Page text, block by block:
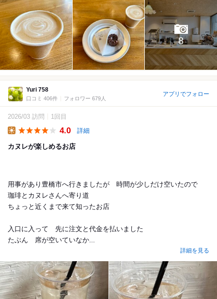
8
Yuri 758
口コミ 406件 フォロワー 679人
アプリでフォロー
2026/03 訪問 1回目
4.0 詳細
カヌレが楽しめるお店
用事があり豊橋市へ行きましたが 時間が少しだけ空いたので
珈琲とカヌレさんへ寄り道
ちょっと近くまで来て知ったお店
入口に入って 先に注文と代金を払いました
たぶん 席が空いていなか...
詳細を見る